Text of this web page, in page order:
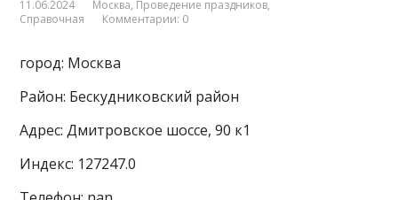
11.06.2024 Москва, Проведение праздников,
Справочная
Комментарии: 0
город: Москва
Район: Бескудниковский район
Адрес: Дмитровское шоссе, 90 к1
Индекс: 127247.0